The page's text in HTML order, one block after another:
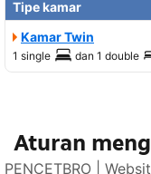
Tipe kamar
Kamar Twin
1 single dan 1 double
Aturan
PENCETBRO |